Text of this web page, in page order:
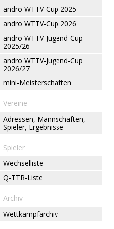
andro WTTV-Cup 2025
andro WTTV-Cup 2026
andro WTTV-Jugend-Cup
2025/26
andro WTTV-Jugend-Cup
2026/27
mini-Meisterschaften
Vereine
Adressen, Mannschaften,
Spieler, Ergebnisse
Spieler
Wechselliste
Q-TTR-Liste
Archiv
Wettkampfarchiv